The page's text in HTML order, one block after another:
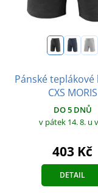
Pánské teplákové
CXS MORIS
DO 5 DNŮ
v pátek 14. 8. u
403 Kč
DETAIL